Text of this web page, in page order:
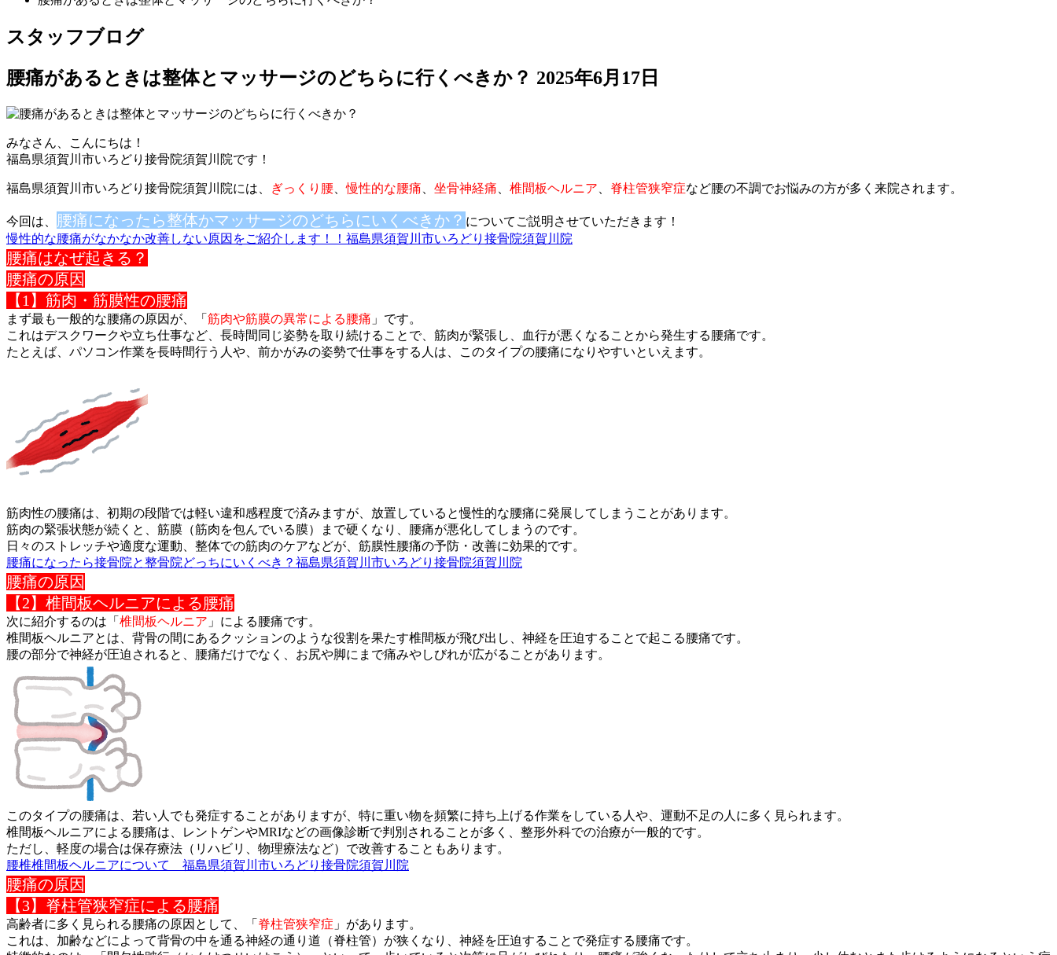
スタッフブログ
腰痛があるときは整体とマッサージのどちらに行くべきか？ 2025年6月17日
みなさん、こんにちは！
福島県須賀川市いろどり接骨院須賀川院です！
福島県須賀川市いろどり接骨院須賀川院には、 ぎっくり腰 、慢性的な腰痛 坐骨神経痛 椎間板ヘルニア 脊柱管狭窄症など腰の不調でお悩みの方が多く来院されます。
今回は、 腰痛になったら整体かマッサージのどちらにいくべきか？ についてご説明させていただきます！
慢性的な腰痛がなかなか改善しない原因をご紹介します！！福島県須賀川市いろどり接骨院須賀川院
腰痛はなぜ起きる？
腰痛の原因
【1】筋肉・筋膜性の腰痛
まず最も一般的な腰痛の原因が、「 筋肉や筋膜の異常による腰痛 」 です。
これはデスクワークや立ち仕事など、長時間同じ姿勢を取り続ける ことで、筋肉が緊張し、血行が悪くなることから発生する腰痛です。
たとえば、パソコン作業を長時間行う人や、前かがみの姿勢で仕事をする人は、このタイプの腰痛になりやすいといえます。
筋肉性の腰痛は、初期の段階では軽い違和感程度で済みますが、放置していると慢性的な腰痛に発展してしまうことがあります。
筋肉の緊張状態が続くと、筋膜（筋肉を包んでいる膜）まで硬くな り、腰痛が悪化してしまうのです。
日々のストレッチや適度な運動、整体での筋肉のケアなどが、筋膜性腰痛の予防・改善に効果的です。
腰痛になったら接骨院と整骨院どっちにいくべき？福島県須賀川市いろどり接骨院須賀川院
腰痛の原因
【2】椎間板ヘルニアによる腰痛
次に紹介するのは「 椎間板ヘルニア 」による腰痛です。
椎間板ヘルニアとは、背骨の間にあるクッションのような役割を果たす椎間板が飛び出し、神経を圧迫することで起こる腰痛です。
腰の部分で神経が圧迫されると、腰痛だけでなく、お尻や脚にまで痛みやしびれが広がることがあります。
このタイプの腰痛は、若い人でも発症することがありますが、特に重い物を頻繁に持ち上げる作業をしている人や、運動不足の人に多 く見られます。
椎間板ヘルニアによる腰痛は、レントゲンやMRIなどの画像診断で判別されることが多く、整形外科での治療が一般的です。
ただし、軽度の場合は保存療法（リハビリ、物理療法など）で改善することもあります。
腰椎椎間板ヘルニアについて 福島県須賀川市いろどり接骨院須賀川院
腰痛の原因
【3】脊柱管狭窄症による腰痛
高齢者に多く見られる腰痛の原因として、「 脊柱管狭窄症 」があり ます。
これは、加齢などによって背骨の中を通る神経の通り道（脊柱管） が狭くなり、神経を圧迫することで発症する腰痛です。